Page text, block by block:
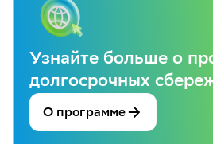
Узнайте больше о
долгосрочных
О программе